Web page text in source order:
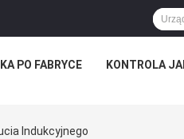
PO FABRYCE KONTROLA
Indukcyjnego